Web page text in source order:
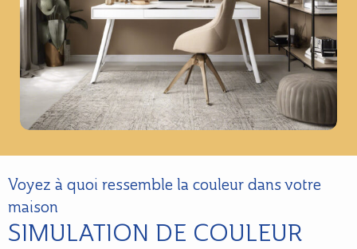
Voyez à quoi ressemble la couleur dans votre
maison
SIMULATION DE COULEUR